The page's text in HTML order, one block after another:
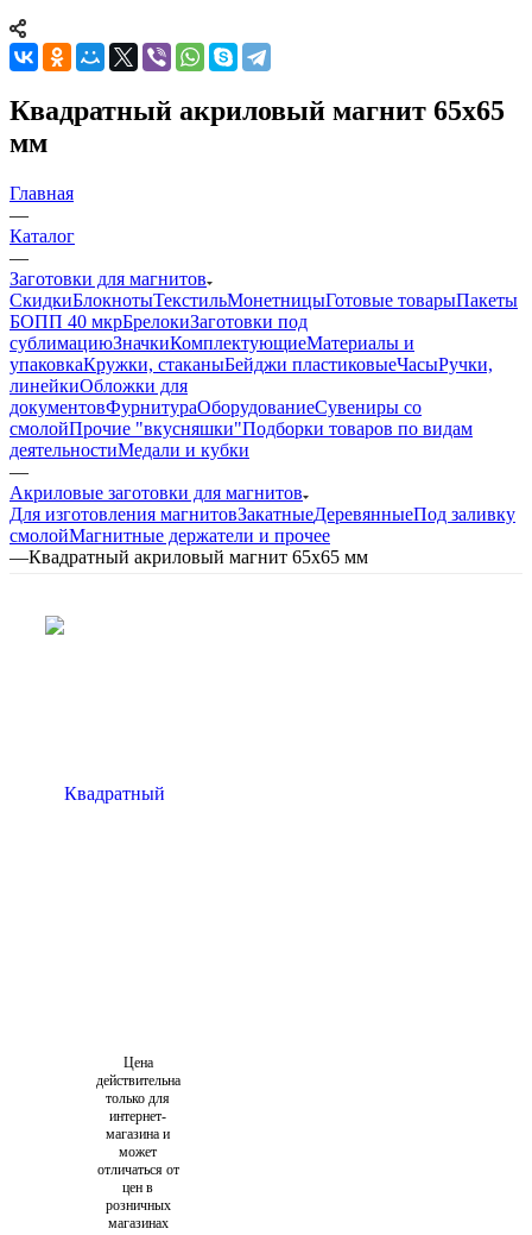
Квадратный акриловый магнит 65х65
мм
Главная
—
Каталог
—
Заготовки для магнитов
СкидкиБлокнотыТекстильМонетницыГотовые товарыПакеты
БОПП 40 мкрБрелокиЗаготовки под
сублимациюЗначкиКомплектующиеМатериалы и
упаковкаКружки, стаканыБейджи пластиковыеЧасыРучки,
линейкиОбложки для
документовФурнитураОборудованиеСувениры со
смолойПрочие "вкусняшки"Подборки товаров по видам
деятельностиМедали и кубки
—
Акриловые заготовки для магнитов
Для изготовления магнитовЗакатныеДеревянныеПод заливку
смолойМагнитные держатели и прочее
—Квадратный акриловый магнит 65х65 мм
Цена
действительна
только для
интернет-
магазина и
может
отличаться от
цен в
розничных
магазинах